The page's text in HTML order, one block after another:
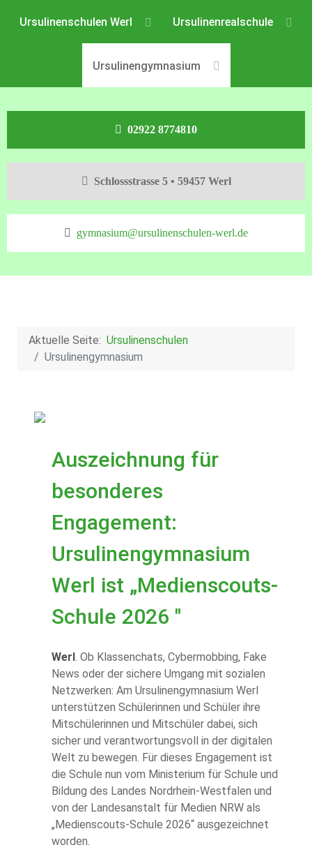
Ursulinenschulen Werl Ursulinenrealschule
Ursulinengymnasium
02922 8774810
Schlossstrasse 5 • 59457 Werl
gymnasium@ursulinenschulen-werl.de
Aktuelle Seite: Ursulinenschulen
Ursulinengymnasium
Auszeichnung für
besonderes
Engagement:
Ursulinengymnasium
Werl ist „Medienscouts-
Schule 2026 "
Werl . Ob Klassenchats, Cybermobbing, Fake
News oder der sichere Umgang mit sozialen
Netzwerken: Am Ursulinengymnasium Werl
unterstützen Schülerinnen und Schüler ihre
Mitschülerinnen und Mitschüler dabei, sich
sicher und verantwortungsvoll in der digitalen
Welt zu bewegen. Für dieses Engagement ist
die Schule nun vom Ministerium für Schule und
Bildung des Landes Nordrhein-Westfalen und
von der Landesanstalt für Medien NRW als
„Medienscouts-Schule 2026“ ausgezeichnet
worden.